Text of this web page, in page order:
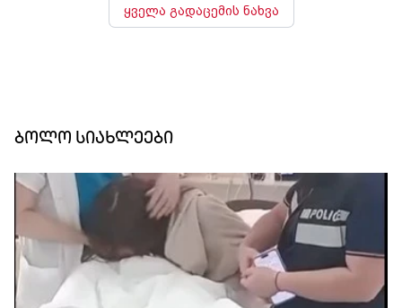
ყველა გადაცემის ნახვა
ბოლო სიახლეები